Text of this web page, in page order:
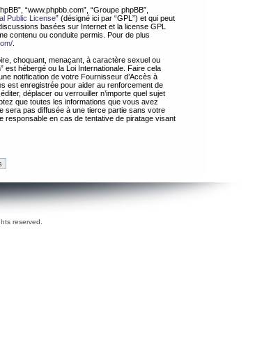
“www.phpbb.com”, “Groupe phpBB”,
Public License” (désigné ici par “GPL”) et qui peut
basées sur Internet et la license GPL
contenu ou conduite permis. Pour de plus
choquant, menaçant, à caractère sexuel ou
hébergé ou la Loi Internationale. Faire cela
notification de votre Fournisseur d’Accès à
est enregistrée pour aider au renforcement de
déplacer ou verrouiller n’importe quel sujet
que toutes les informations que vous avez
sera pas diffusée à une tierce partie sans votre
responsable en cas de tentative de piratage visant
reserved.